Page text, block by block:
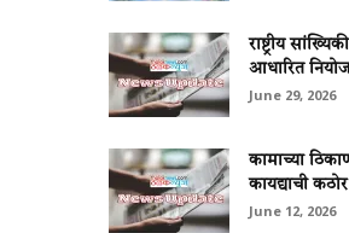
राष्ट्रीय
आधारित
June 29, 2026
कामाच्या
कायद्याची
June 12, 2026